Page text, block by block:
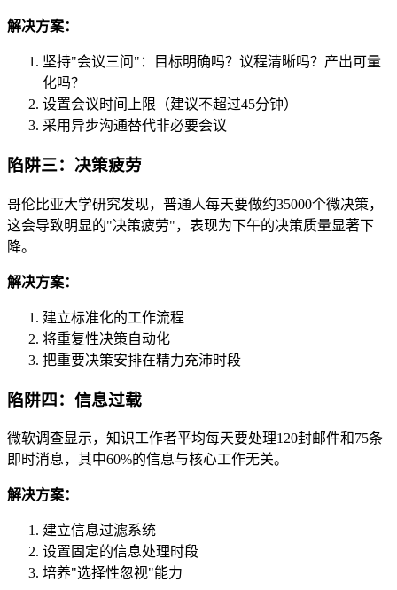
解决方案：
坚持"会议三问"：目标明确吗？议程清晰吗？产出可量
化吗？
设置会议时间上限（建议不超过45分钟）
采用异步沟通替代非必要会议
陷阱三：决策疲劳
哥伦比亚大学研究发现，普通人每天要做约35000个微决策，
这会导致明显的"决策疲劳"，表现为下午的决策质量显著下
降。
解决方案：
建立标准化的工作流程
将重复性决策自动化
把重要决策安排在精力充沛时段
陷阱四：信息过载
微软调查显示，知识工作者平均每天要处理120封邮件和75条
即时消息，其中60%的信息与核心工作无关。
解决方案：
建立信息过滤系统
设置固定的信息处理时段
培养"选择性忽视"能力